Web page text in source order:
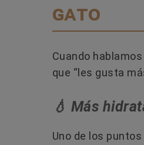
gato
Cuando
que “les gusta
💧 Más
Uno de los